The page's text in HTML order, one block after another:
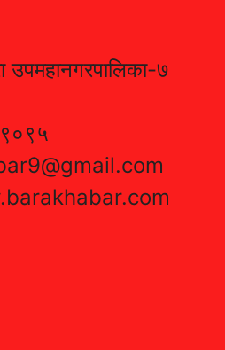
उपमहानगरपालिका-७